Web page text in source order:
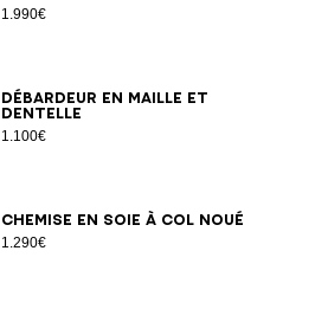
1.990€
Débardeur en maille et
dentelle
1.100€
3638 40
Chemise en soie à col noué
1.290€
34363840 4244